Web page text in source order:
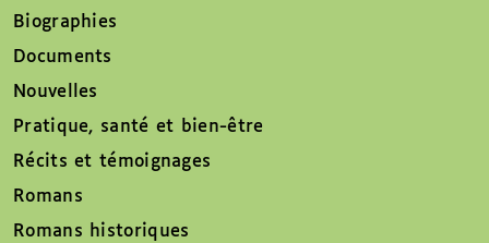
Biographies
Documents
Nouvelles
Pratique, santé et bien-être
Récits et témoignages
Romans
Romans historiques